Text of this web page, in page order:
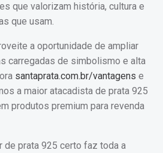
que valorizam história, cultura e
que usam.
a oportunidade de ampliar
carregadas de simbolismo e alta
santaprata.com.br/vantagens e
a maior atacadista de prata 925
produtos premium para revenda
de prata 925 certo faz toda a